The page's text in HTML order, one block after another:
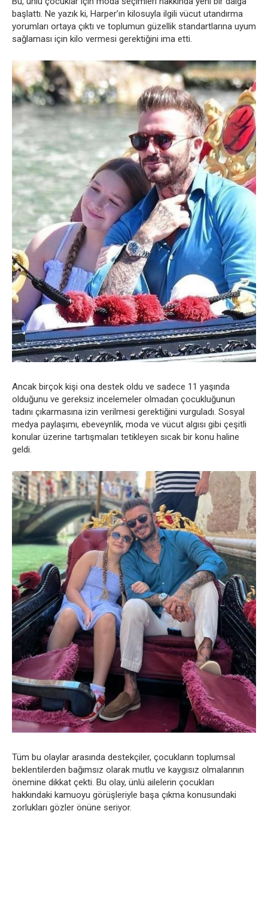
başlattı. Ne yazık ki, Harper’ın kilosuyla ilgili vücut utandırma
yorumları ortaya çıktı ve toplumun güzellik standartlarına uyum
sağlaması için kilo vermesi gerektiğini ima etti.
Ancak birçok kişi ona destek oldu ve sadece 11 yaşında
olduğunu ve gereksiz incelemeler olmadan çocukluğunun
tadını çıkarmasına izin verilmesi gerektiğini vurguladı. Sosyal
medya paylaşımı, ebeveynlik, moda ve vücut algısı gibi çeşitli
konular üzerine tartışmaları tetikleyen sıcak bir konu haline
geldi.
Tüm bu olaylar arasında destekçiler, çocukların toplumsal
beklentilerden bağımsız olarak mutlu ve kaygısız olmalarının
önemine dikkat çekti. Bu olay, ünlü ailelerin çocukları
hakkındaki kamuoyu görüşleriyle başa çıkma konusundaki
zorlukları gözler önüne seriyor.